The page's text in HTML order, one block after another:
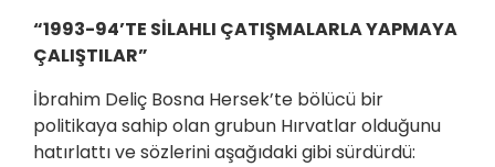
“1993-94’TE SİLAHLI ÇATIŞMALARLA YAPMAYA
ÇALIŞTILAR”
İbrahim Deliç Bosna Hersek’te bölücü bir
politikaya sahip olan grubun Hırvatlar olduğunu
hatırlattı ve sözlerini aşağıdaki gibi sürdürdü: